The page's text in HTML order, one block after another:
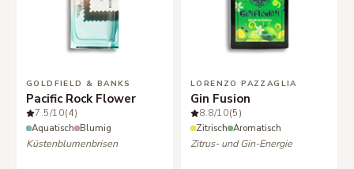
GOLDFIELD & BANKS
Pacific Rock Flower
7.5/10(4)
Aquatisch Blumig
Küstenblumenbrisen
LORENZO PAZZAGLIA
Gin Fusion
8.8/10(5)
Zitrisch Aromatisch
Zitrus- und Gin-Energie